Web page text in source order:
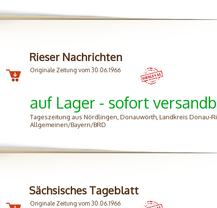
Rieser Nachrichten
Originale Zeitung vom 30.06.1966
auf Lager - sofort
Tageszeitung aus Nördlingen, Donauwörth, Landkreis Donau-
Allgemeinen/Bayern/BRD
Sächsisches Tageblatt
Originale Zeitung vom 30.06.1966